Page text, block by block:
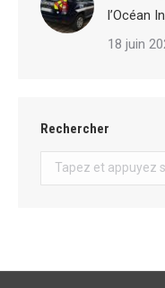
l’Océan
18 juin
Rechercher
Recherche
: